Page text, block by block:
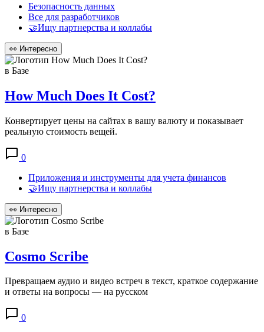
Безопасность данных
Все для разработчиков
🤝Ищу партнерства и коллабы
👀 Интересно
в Базе
How Much Does It Cost?
Конвертирует цены на сайтах в вашу валюту и показывает
реальную стоимость вещей.
0
Приложения и инструменты для учета финансов
🤝Ищу партнерства и коллабы
👀 Интересно
в Базе
Cosmo Scribe
Превращаем аудио и видео встреч в текст, краткое содержание
и ответы на вопросы — на русском
0